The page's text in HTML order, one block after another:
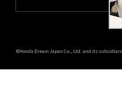
©Honda Dream Japan Co., Ltd. and its